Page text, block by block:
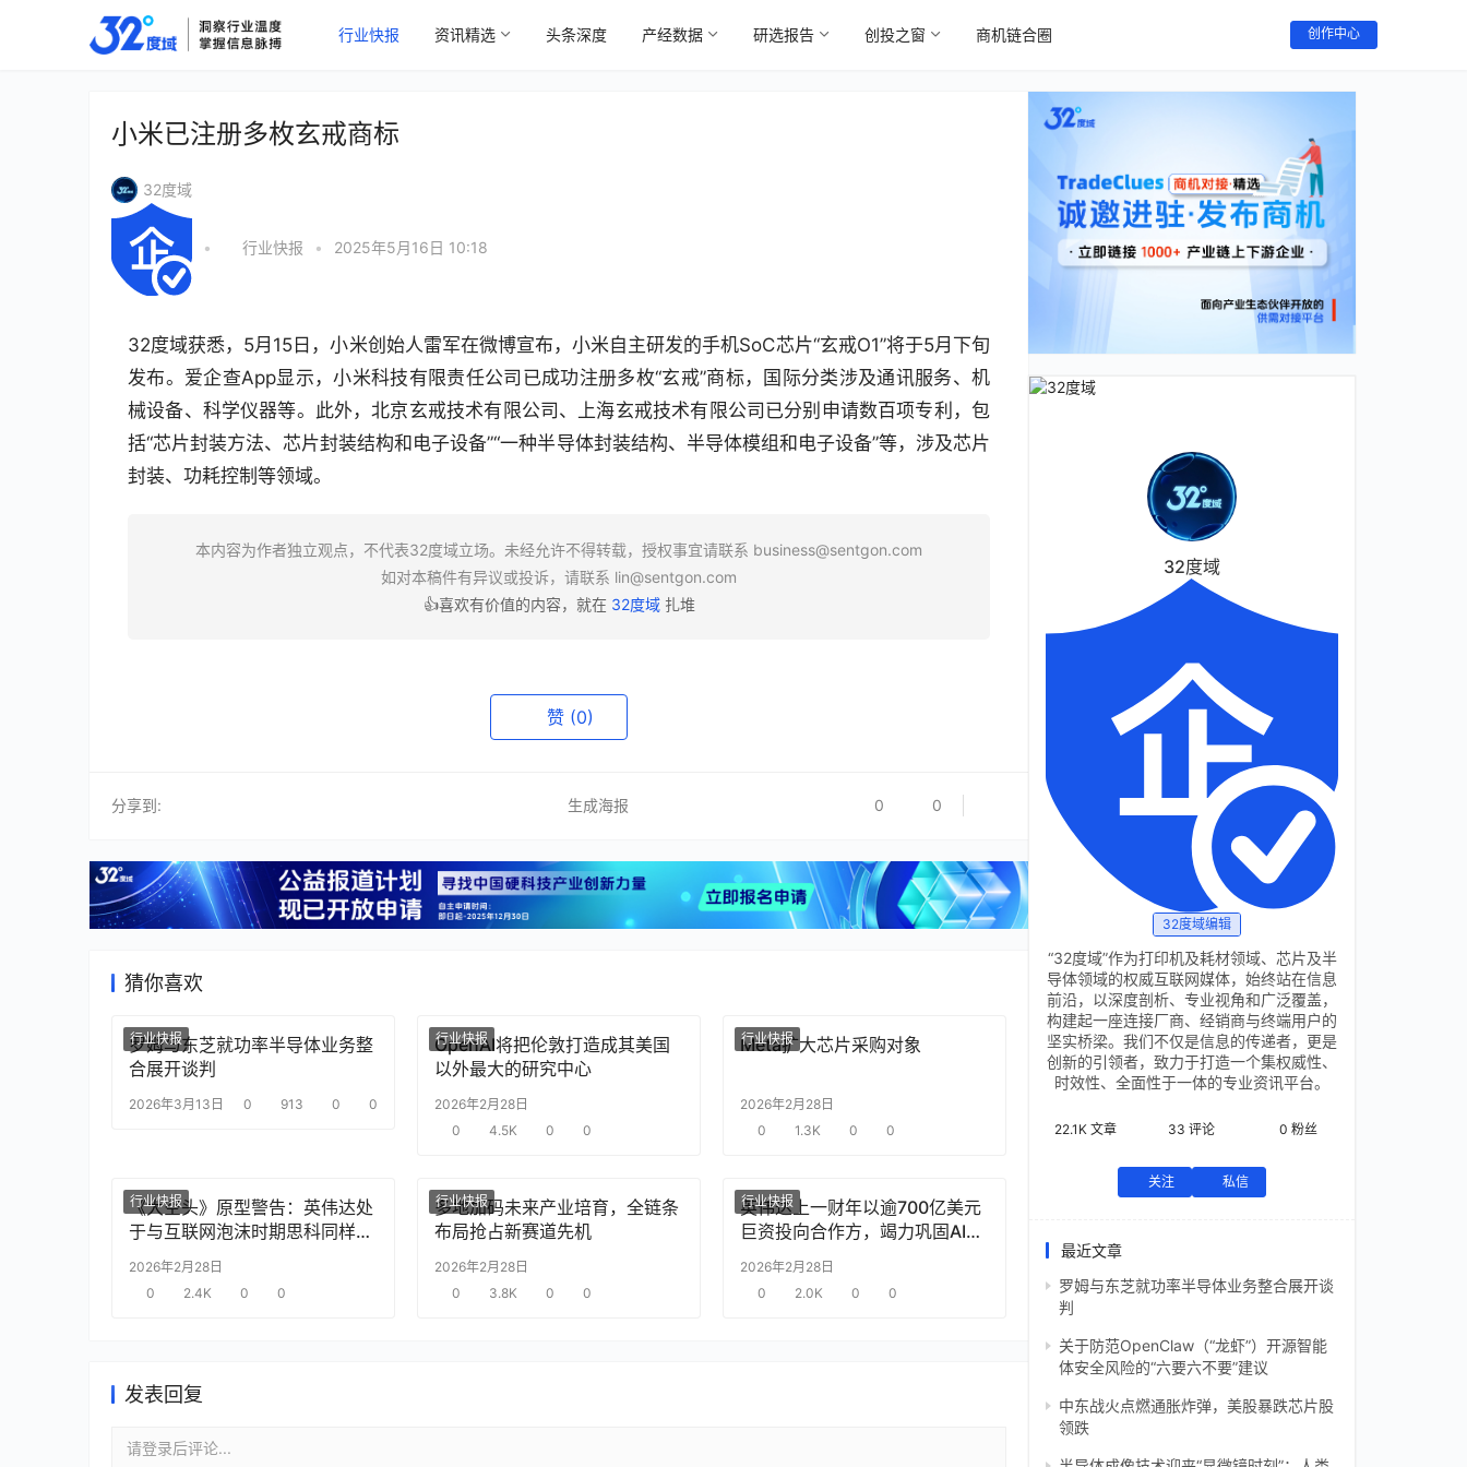
行业快报 资讯精选 头条深度 产经数据 研选报告 创投之窗 商机链合圈 创作中心
小米已注册多枚玄戒商标
32度域
• 行业快报 • 2025年5月16日 10:18
32度域获悉，5月15日，小米创始人雷军在微博宣布，小米自主研发的手机SoC芯片“玄戒O1”将于5月下旬
发布。爱企查App显示，小米科技有限责任公司已成功注册多枚“玄戒”商标，国际分类涉及通讯服务、机
械设备、科学仪器等。此外，北京玄戒技术有限公司、上海玄戒技术有限公司已分别申请数百项专利，包
括“芯片封装方法、芯片封装结构和电子设备”“一种半导体封装结构、半导体模组和电子设备”等，涉及芯片
封装、功耗控制等领域。
本内容为作者独立观点，不代表32度域立场。未经允许不得转载，授权事宜请联系 business@sentgon.com
如对本稿件有异议或投诉，请联系 lin@sentgon.com
👍喜欢有价值的内容，就在 32度域扎堆
赞 (0)
分享到: 生成海报 0 0
猜你喜欢
行业快报
罗姆与东芝就功率半导体业务整
合展开谈判
2026年3月13日 0 913 0 0
行业快报
OpenAI将把伦敦打造成其美国
以外最大的研究中心
2026年2月28日
0
4.5K 0 0
行业快报
Meta扩大芯片采购对象
2026年2月28日
0
1.3K 0 0
行业快报
《大空头》原型警告：英伟达处
于与互联网泡沫时期思科同样的
“危险境地”
2026年2月28日
0
2.4K 0 0
行业快报
多地加码未来产业培育，全链条
布局抢占新赛道先机
2026年2月28日
0
3.8K 0 0
行业快报
英伟达上一财年以逾700亿美元
巨资投向合作方，竭力巩固AI芯
片需求
2026年2月28日
0
2.0K 0 0
发表回复
请登录后评论...
32度域
32度域编辑
“32度域”作为打印机及耗材领域、芯片及半
导体领域的权威互联网媒体，始终站在信息
前沿，以深度剖析、专业视角和广泛覆盖，
构建起一座连接厂商、经销商与终端用户的
坚实桥梁。我们不仅是信息的传递者，更是
创新的引领者，致力于打造一个集权威性、
时效性、全面性于一体的专业资讯平台。
22.1K 文章 33 评论 0 粉丝
关注 私信
最近文章
罗姆与东芝就功率半导体业务整合展开谈
判
关于防范OpenClaw（“龙虾”）开源智能
体安全风险的“六要六不要”建议
中东战火点燃通胀炸弹，美股暴跌芯片股
领跌